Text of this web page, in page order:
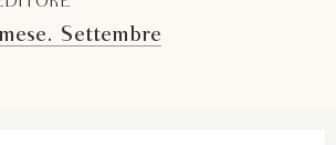
Settembre